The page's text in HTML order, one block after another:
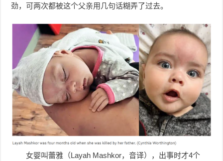
劲，可两次都被这个父亲用几句话糊弄了过去。
女婴叫蕾雅（Layah Mashkor，音译），出事时才4个